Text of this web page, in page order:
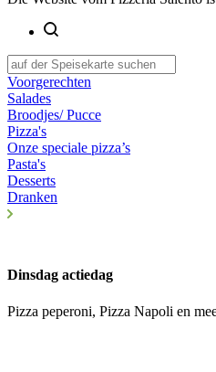
Voorgerechten
Salades
Broodjes/ Pucce
Pizza's
Onze speciale pizza’s
Pasta's
Desserts
Dranken
Dinsdag actiedag
Pizza peperoni, Pizza Napoli en